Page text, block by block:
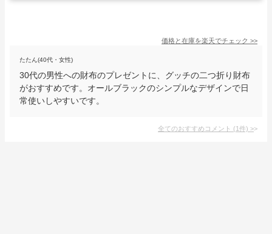
価格と在庫を楽天でチェック >>
たたん(40代・女性)
30代の男性への財布のプレゼントに、グッチの二つ折り財布
がおすすめです。オールブラックのシンプルなデザインで日
常使いしやすいです。
全てのおすすめコメント (1件) >